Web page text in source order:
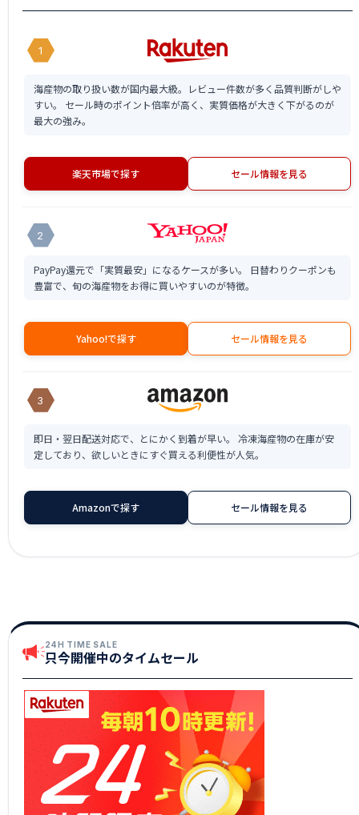
1
海産物の取り扱い数が国内最大級。レビュー件数が多く品質判断がしや
すい。 セール時のポイント倍率が高く、実質価格が大きく下がるのが
最大の強み。
楽天市場で探す セール情報を見る
2
PayPay還元で「実質最安」になるケースが多い。 日替わりクーポンも
豊富で、旬の海産物をお得に買いやすいのが特徴。
Yahoo!で探す セール情報を見る
3
即日・翌日配送対応で、とにかく到着が早い。 冷凍海産物の在庫が安
定しており、欲しいときにすぐ買える利便性が人気。
Amazonで探す セール情報を見る
24H TIME SALE
只今開催中のタイムセール